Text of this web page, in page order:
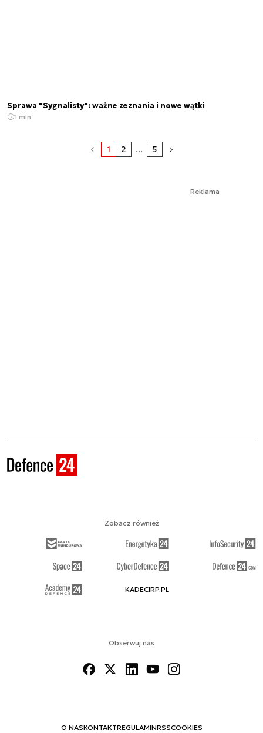
Sprawa "Sygnalisty": ważne zeznania i nowe wątki
1 min.
1 2 ... 5
Reklama
Obserwuj nas
O NASKONTAKTREGULAMINRSSCOOKIES
Zobacz również
KADECIRP.PL